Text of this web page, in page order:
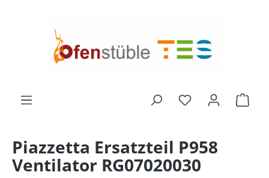
Du hast 0
Piazzetta Ersatzteil P958
Ventilator RG07020030